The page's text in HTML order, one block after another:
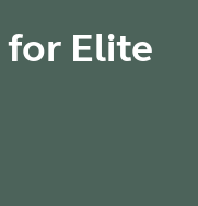
for Elite